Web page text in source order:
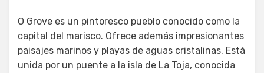
O Grove es un pintoresco pueblo conocido como la
capital del marisco. Ofrece además impresionantes
paisajes marinos y playas de aguas cristalinas. Está
unida por un puente a la isla de La Toja, conocida